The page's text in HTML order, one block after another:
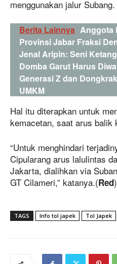
menggunakan jalur Subang.
Berita Lainnya Anggota
Provinsi Jabar Fraksi
Jenal Aripin: Seni
Domba Garut Harus
Generasi Z dan
UMKM
Hal itu diterapkan untuk
kemacetan, saat arus balik
“Untuk menghindari
Cipularang arus lalulintas
Jakarta, dialihkan via
GT Cilameri,” katanya.(Red)
TAGS Info tol japek Tol Japek